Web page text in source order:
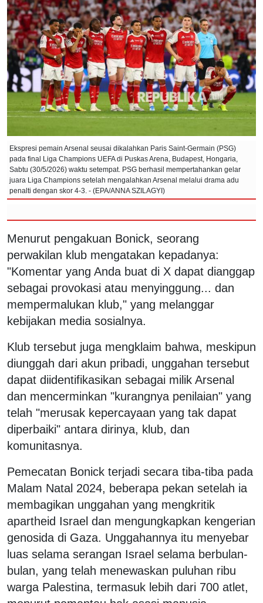
Ekspresi pemain Arsenal seusai dikalahkan Paris Saint-Germain (PSG)
pada final Liga Champions UEFA di Puskas Arena, Budapest, Hongaria,
Sabtu (30/5/2026) waktu setempat. PSG berhasil mempertahankan gelar
juara Liga Champions setelah mengalahkan Arsenal melalui drama adu
penalti dengan skor 4-3. - (EPA/ANNA SZILAGYI)
Menurut pengakuan Bonick, seorang
perwakilan klub mengatakan kepadanya:
"Komentar yang Anda buat di X dapat dianggap
sebagai provokasi atau menyinggung... dan
mempermalukan klub," yang melanggar
kebijakan media sosialnya.
Klub tersebut juga mengklaim bahwa, meskipun
diunggah dari akun pribadi, unggahan tersebut
dapat diidentifikasikan sebagai milik Arsenal
dan mencerminkan "kurangnya penilaian" yang
telah "merusak kepercayaan yang tak dapat
diperbaiki" antara dirinya, klub, dan
komunitasnya.
Pemecatan Bonick terjadi secara tiba-tiba pada
Malam Natal 2024, beberapa pekan setelah ia
membagikan unggahan yang mengkritik
apartheid Israel dan mengungkapkan kengerian
genosida di Gaza. Unggahannya itu menyebar
luas selama serangan Israel selama berbulan-
bulan, yang telah menewaskan puluhan ribu
warga Palestina, termasuk lebih dari 700 atlet,